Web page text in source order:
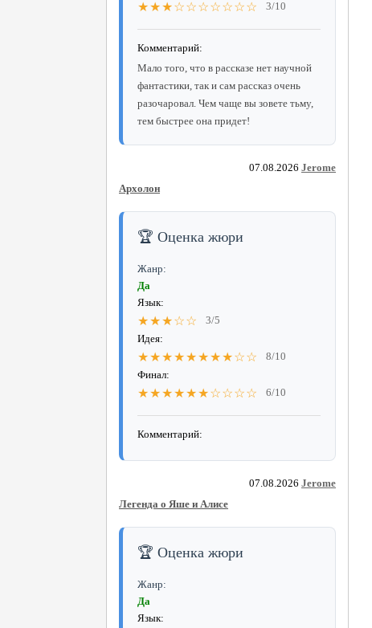
★★★☆☆☆☆☆☆☆ 3/10
Комментарий:
Мало того, что в рассказе нет научной
фантастики, так и сам рассказ очень
разочаровал. Чем чаще вы зовете тьму,
тем быстрее она придет!
07.08.2026 Jerome
Архолон
🏆 Оценка жюри
Жанр:
Да
Язык:
★★★☆☆
3/5
Идея:
★★★★★★★★☆☆
8/10
Финал:
★★★★★★☆☆☆☆ 6/10
Комментарий:
07.08.2026 Jerome
Легенда о Яше и Алисе
🏆 Оценка жюри
Жанр:
Да
Язык: